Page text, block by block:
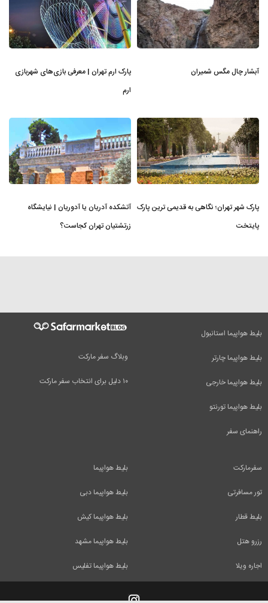
آبشار چال مگس شمیران
پارک ارم تهران | معرفی بازی‌های شهربازی
ارم
پارک شهر تهران؛ نگاهی به قدیمی ترین پارک
پایتخت
آتشکده آدریان یا آدوریان | نیایشگاه
زرتشتیان تهران کجاست؟
وبلاگ سفر مارکت
۱۰ دلیل برای انتخاب سفر مارکت
بلیط هواپیما استانبول
بلیط هواپیما چارتر
بلیط هواپیما خارجی
بلیط هواپیما تورنتو
راهنمای سفر
بلیط هواپیما
بلیط هواپیما دبی
بلیط هواپیما کیش
بلیط هواپیما مشهد
بلیط هواپیما تفلیس
سفرمارکت
تور مسافرتی
بلیط قطار
رزرو هتل
اجاره ویلا